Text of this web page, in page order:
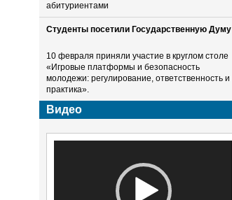
абитуриентами
Студенты посетили Государственную Думу
10 февраля приняли участие в круглом столе
«Игровые платформы и безопасность
молодежи: регулирование, ответственность и
практика».
Видео